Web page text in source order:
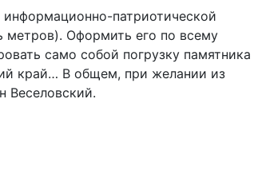
информационно-патриотической
метров). Оформить его по всему
само собой погрузку памятника
край… В общем, при желании из
Веселовский.